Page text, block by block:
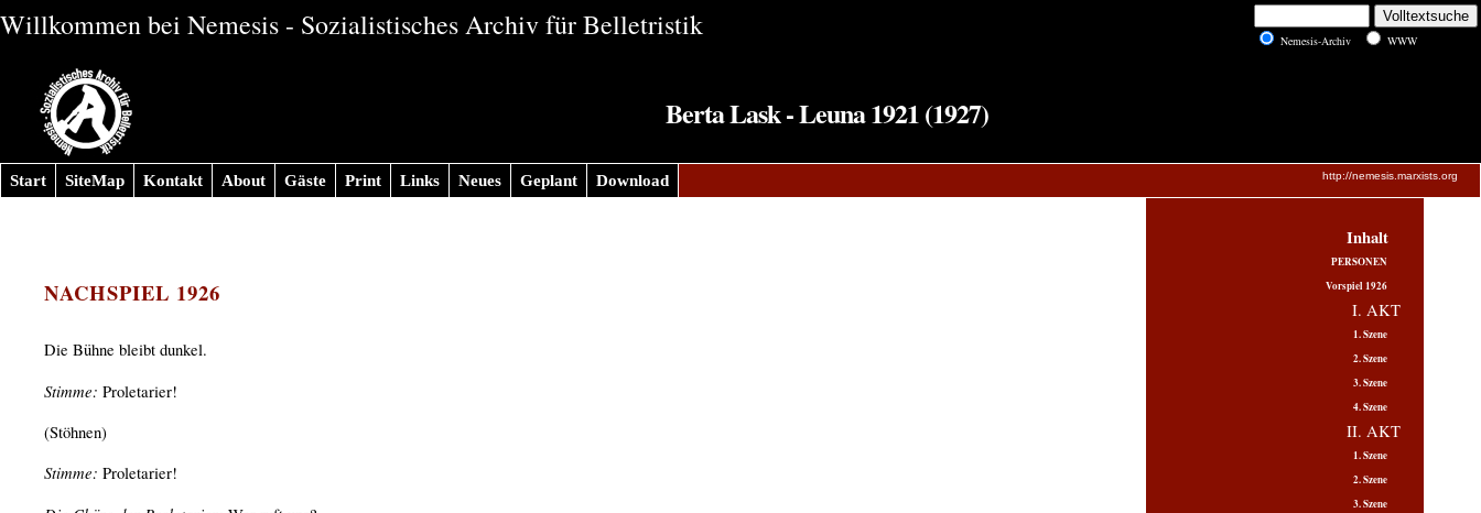
Nemesis-Archiv WWW
Willkommen bei Nemesis - Sozialistisches Archiv für Belletristik
Berta Lask - Leuna 1921 (1927)
Start SiteMap Kontakt About Gäste Print Links Neues Geplant Download http://nemesis.marxists.org
NACHSPIEL 1926
Die Bühne bleibt dunkel.
Stimme: Proletarier!
(Stöhnen)
Stimme: Proletarier!
Inhalt
PERSONEN
Vorspiel 1926
I. AKT
1. Szene
2. Szene
3. Szene
4. Szene
II. AKT
1. Szene
2. Szene
3. Szene